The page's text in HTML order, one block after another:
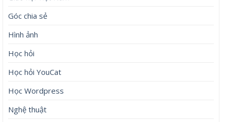
Góc chia sẻ
Hình ảnh
Học hỏi
Học hỏi YouCat
Học Wordpress
Nghệ thuật